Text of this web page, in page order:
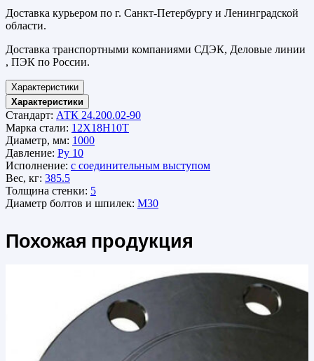
Доставка курьером по г. Санкт-Петербургу и Ленинградской
области.
Доставка транспортными компаниями СДЭК, Деловые линии
, ПЭК по России.
Характеристики
Характеристики
Стандарт: АТК 24.200.02-90
Марка стали: 12Х18Н10Т
Диаметр, мм: 1000
Давление: Ру 10
Исполнение: с соединительным выступом
Вес, кг: 385.5
Толщина стенки: 5
Диаметр болтов и шпилек: М30
Похожая продукция